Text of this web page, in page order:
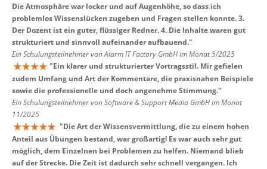
Die Atmosphäre war locker und auf Augenhöhe, so dass ich
problemlos Wissenslücken zugeben und Fragen stellen konnte. 3.
Der Dozent ist ein guter, flüssiger Redner. 4. Die Inhalte waren gut
strukturiert und sinnvoll aufeinander aufbauend."
Ein Schulungsteilnehmer von Alarm IT Factory GmbH im Monat 5/2025
"Ein klarer und strukturierter Vortragsstil. Mir gefielen
zudem Umfang und Art der Kommentare, die praxisnahen Beispiele
sowie die professionelle und doch angenehme Stimmung."
Ein Schulungsteilnehmer von Software & Support Media GmbH im Monat
11/2025
"Die Art der Wissensvermittlung, die zu einem hohen
Anteil aus Übungen bestand, war großartig! Es war auch sehr gut
möglich, dem Einzelnen bei Problemen zu helfen. Niemand blieb
auf der Strecke. Die Zeit ist dadurch sehr schnell vergangen. Ich